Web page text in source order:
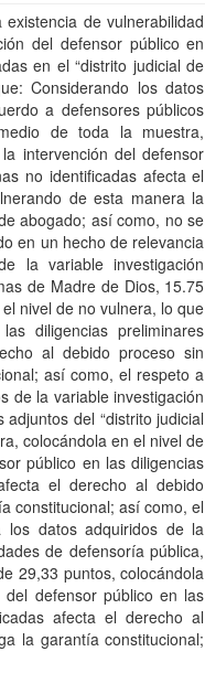
de vulnerabilidad
del defensor público en
en el “distrito judicial de
Considerando los datos
a defensores públicos
de toda la muestra,
intervención del defensor
no identificadas afecta el
de esta manera la
abogado; así como, no se
en un hecho de relevancia
la variable investigación
de Madre de Dios, 15.75
nivel de no vulnera, lo que
diligencias preliminares
al debido proceso sin
así como, el respeto a
de la variable investigación
del “distrito judicial
colocándola en el nivel de
público en las diligencias
el derecho al debido
constitucional; así como, el
los datos adquiridos de la
de defensoría pública,
29,33 puntos, colocándola
defensor público en las
afecta el derecho al
la garantía constitucional;